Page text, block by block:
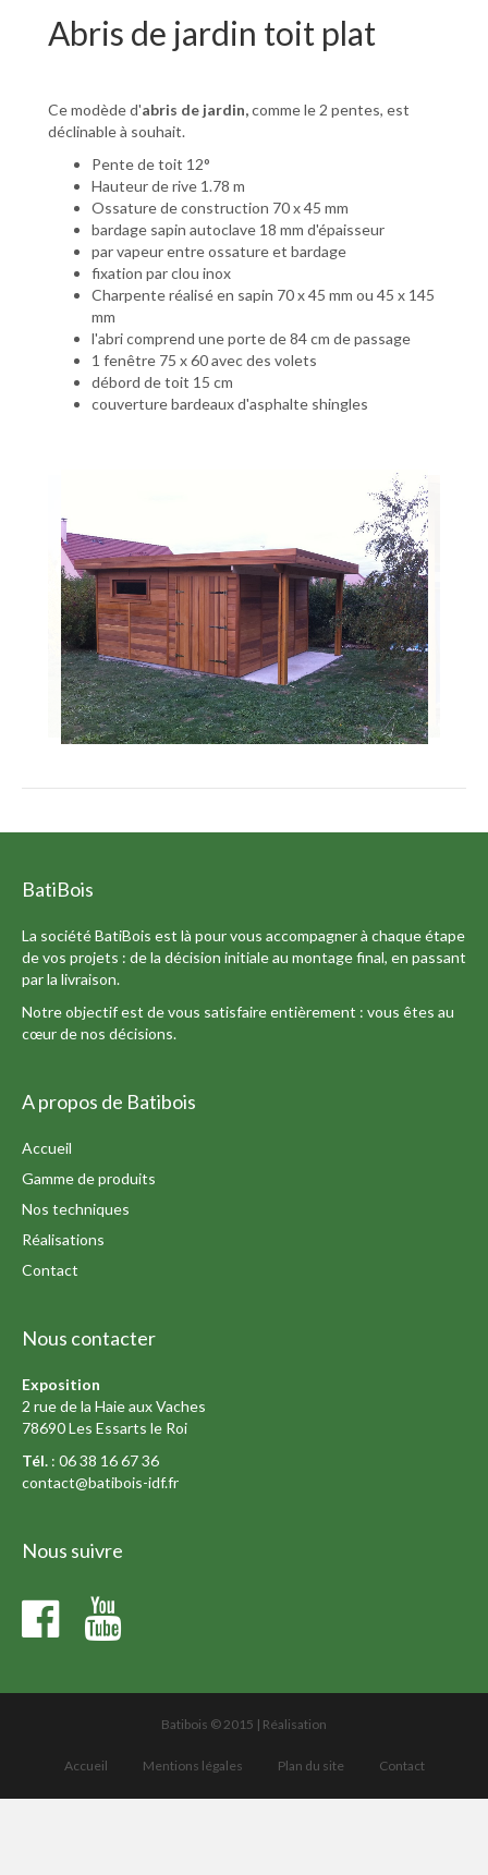
Abris de jardin toit plat
Ce modède d'abris de jardin,comme le 2 pentes, est
déclinable à souhait.
Pente de toit 12°
Hauteur de rive 1.78 m
Ossature de construction 70 x 45 mm
bardage sapin autoclave 18 mm d'épaisseur
par vapeur entre ossature et bardage
fixation par clou inox
Charpente réalisé en sapin 70 x 45 mm ou 45 x 145
mm
l'abri comprend une porte de 84 cm de passage
1 fenêtre 75 x 60 avec des volets
débord de toit 15 cm
couverture bardeaux d'asphalte shingles
BatiBois
La société BatiBois est là pour vous accompagner à chaque étape
de vos projets : de la décision initiale au montage final, en passant
par la livraison.
Notre objectif est de vous satisfaire entièrement : vous êtes au
cœur de nos décisions.
A propos de Batibois
Accueil
Gamme de produits
Nos techniques
Réalisations
Contact
Nous contacter
Exposition
2 rue de la Haie aux Vaches
78690 Les Essarts le Roi
Tél. : 06 38 16 67 36
contact@batibois-idf.fr
Nous suivre
Batibois © 2015 | Réalisation
Accueil Mentions légales Plan du site Contact